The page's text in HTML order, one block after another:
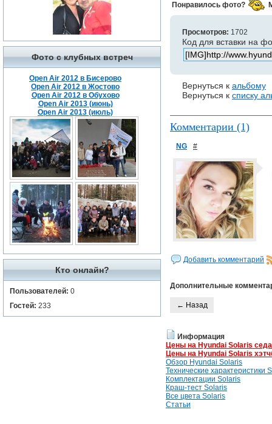
Фото с клубных встреч
Open Air 2012 в Бисерово
Open Air 2012 в Жостово
Open Air 2012 в Обухово
Open Air 2013 (июнь)
Open Air 2013 (июль)
Кто онлайн?
Пользователей: 0
Гостей: 233
Понравилось фото?
Просмотров: 1702
Код для вставки на
Вернуться к альбому
Вернуться к списку
Комментарии (1)
NG #
Добавить комментарий
Дополнительные
← Назад
Информация
Цены на Hyundai Solaris
Цены на Hyundai Solaris
Обзор Hyundai Solaris
Технические характеристики
Комплектации Solaris
Краш-тест Solaris
Все цвета Solaris
Статьи